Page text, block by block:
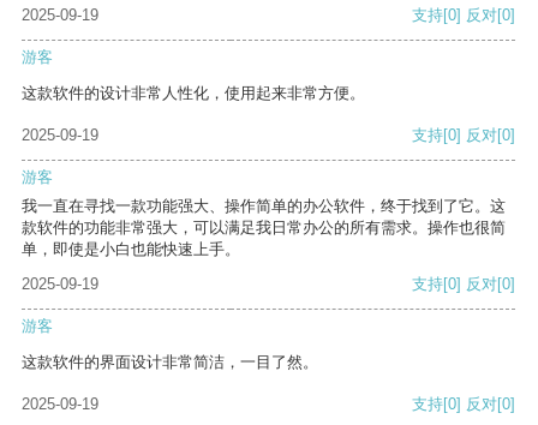
2025-09-19 支持[0] 反对[0]
游客
这款软件的设计非常人性化，使用起来非常方便。
2025-09-19 支持[0] 反对[0]
游客
我一直在寻找一款功能强大、操作简单的办公软件，终于找到了它。这
款软件的功能非常强大，可以满足我日常办公的所有需求。操作也很简
单，即使是小白也能快速上手。
2025-09-19
支持[0] 反对[0]
游客
这款软件的界面设计非常简洁，一目了然。
2025-09-19 支持[0] 反对[0]